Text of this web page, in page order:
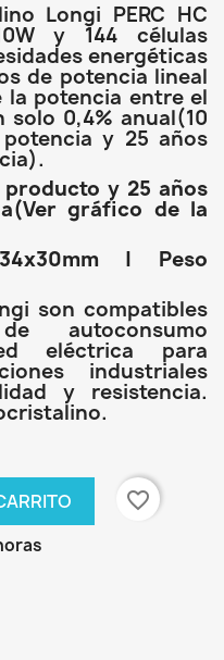
Longi PERC HC
y 144 células
energéticas
de potencia lineal
la potencia entre el
0,4% anual(10
y 25 años
y 25 años
gráfico de la
| Peso
son compatibles
autoconsumo
eléctrica para
industriales
y resistencia.
favorite_border